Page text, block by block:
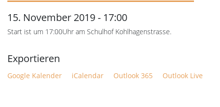
15. November 2019 - 17:00
Start ist um 17:00Uhr am Schulhof Kohlhagenstrasse.
Google Kalender iCalendar Outlook 365 Outlook Live